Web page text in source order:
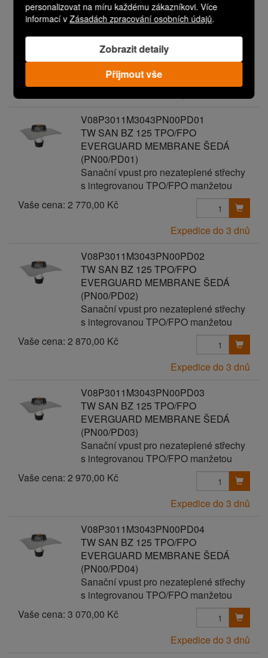
personalizovat na míru každému zákazníkovi. Více
informací vZásadách zpracování osobních údajů.
Zobrazit detaily
Přijmout vše
TW SAN BZ 125 TPO/FPO
EVERGUARD MEMBRANE ŠEDÁ
Sanační vpust pro nezateplené střechy
s integrovanou TPO/FPO manžetou
Vaše cena:
2 670,00 Kč
V08P3011M3043PN00PD01
TW SAN BZ 125 TPO/FPO
EVERGUARD MEMBRANE ŠEDÁ
(PN00/PD01)
Sanační vpust pro nezateplené střechy
s integrovanou TPO/FPO manžetou
Vaše cena: 2 770,00 Kč
Expedice do 3 dnů
V08P3011M3043PN00PD02
TW SAN BZ 125 TPO/FPO
EVERGUARD MEMBRANE ŠEDÁ
(PN00/PD02)
Sanační vpust pro nezateplené střechy
s integrovanou TPO/FPO manžetou
Vaše cena: 2 870,00 Kč
Expedice do 3 dnů
V08P3011M3043PN00PD03
TW SAN BZ 125 TPO/FPO
EVERGUARD MEMBRANE ŠEDÁ
(PN00/PD03)
Sanační vpust pro nezateplené střechy
s integrovanou TPO/FPO manžetou
Vaše cena: 2 970,00 Kč
Expedice do 3 dnů
V08P3011M3043PN00PD04
TW SAN BZ 125 TPO/FPO
EVERGUARD MEMBRANE ŠEDÁ
(PN00/PD04)
Sanační vpust pro nezateplené střechy
s integrovanou TPO/FPO manžetou
Vaše cena: 3 070,00 Kč
Expedice do 3 dnů